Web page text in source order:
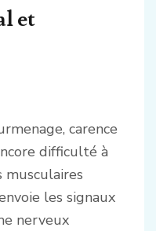
et
carence
difficulté à
musculaires
les signaux
nerveux